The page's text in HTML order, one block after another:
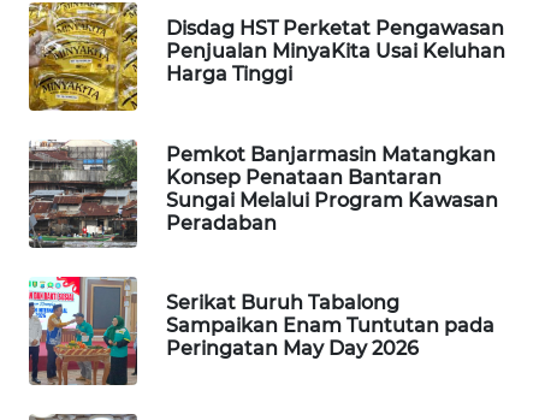
Disdag HST Perketat Pengawasan
Penjualan MinyaKita Usai Keluhan
Harga Tinggi
Pemkot Banjarmasin Matangkan
Konsep Penataan Bantaran
Sungai Melalui Program Kawasan
Peradaban
Serikat Buruh Tabalong
Sampaikan Enam Tuntutan pada
Peringatan May Day 2026
WAHANANEWS
NET
WAHANA
SPORT
WAHANA
UMKM
WAHANA
SELEB